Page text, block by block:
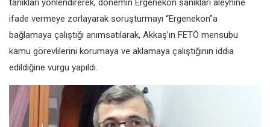
ifade vermeye zorlayarak soruşturmayı “Ergenekon”a
bağlamaya çalıştığı anımsatılarak, Akkaş’ın FETÖ mensubu
kamu görevlilerini korumaya ve aklamaya çalıştığının iddia
edildiğine vurgu yapıldı.